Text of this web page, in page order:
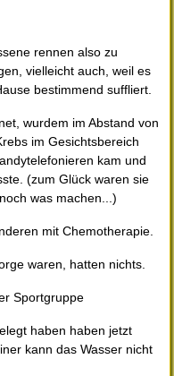
rennen also zu
vielleicht auch, weil es
bestimmend suffliert.
wurdem im Abstand von
im Gesichtsbereich
kam und
(zum Glück waren sie
was machen...)
mit Chemotherapie.
waren, hatten nichts.
Sportgruppe
haben haben jetzt
kann das Wasser nicht